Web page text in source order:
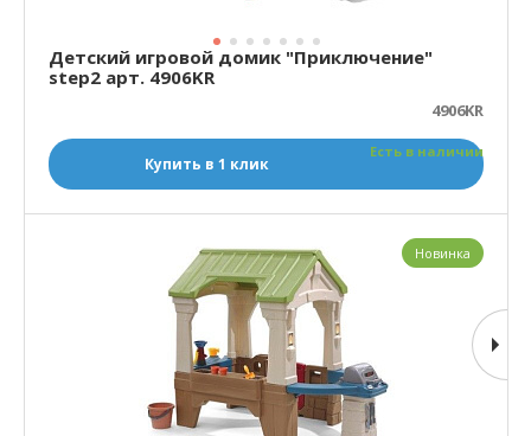
Детский игровой домик "Приключение"
step2 арт. 4906KR
4906KR
Есть в наличии
Купить в 1 клик
Новинка